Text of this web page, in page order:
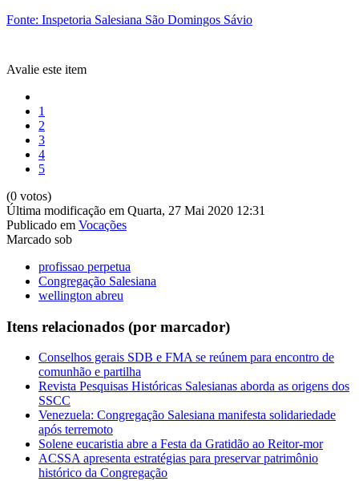
Fonte: Inspetoria Salesiana São Domingos Sávio
Avalie este item
1
2
3
4
5
(0 votos)
Última modificação em Quarta, 27 Mai 2020 12:31
Publicado em Vocações
Marcado sob
profissao perpetua
Congregação Salesiana
wellington abreu
Itens relacionados (por marcador)
Conselhos gerais SDB e FMA se reúnem para encontro de
comunhão e partilha
Revista Pesquisas Históricas Salesianas aborda as origens dos
SSCC
Venezuela: Congregação Salesiana manifesta solidariedade
após terremoto
Solene eucaristia abre a Festa da Gratidão ao Reitor-mor
ACSSA apresenta estratégias para preservar patrimônio
histórico da Congregação